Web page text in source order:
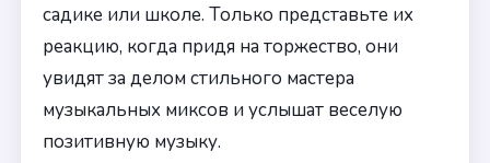
садике или школе. Только представьте их
реакцию, когда придя на торжество, они
увидят за делом стильного мастера
музыкальных миксов и услышат веселую
позитивную музыку.